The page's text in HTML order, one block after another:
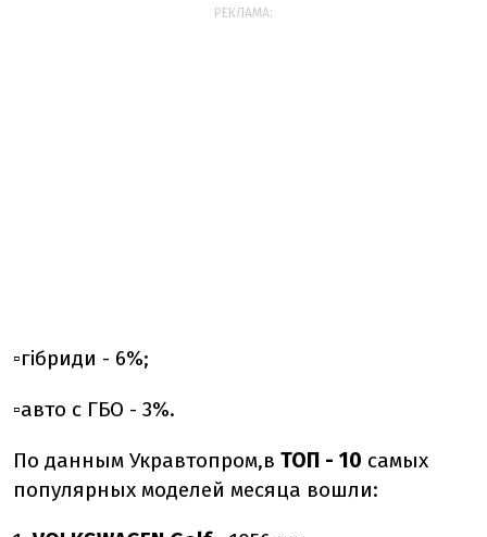
РЕКЛАМА:
▫️гібриди - 6%;
▫️авто с ГБО - 3%.
По данным Укравтопром,в ТОП - 10 самых
популярных моделей месяца вошли: